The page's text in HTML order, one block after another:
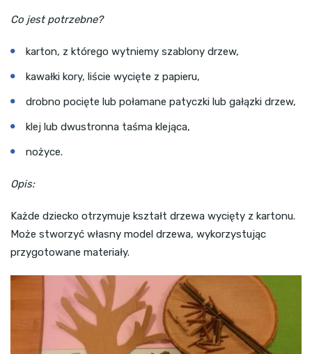
Co jest potrzebne?
karton, z którego wytniemy szablony drzew,
kawałki kory, liście wycięte z papieru,
drobno pocięte lub połamane patyczki lub gałązki drzew,
klej lub dwustronna taśma klejąca,
nożyce.
Opis:
Każde dziecko otrzymuje kształt drzewa wycięty z kartonu.
Może stworzyć własny model drzewa, wykorzystując
przygotowane materiały.